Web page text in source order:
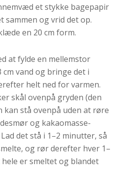
et stykke bagepapir
sammen og vrid det op.
en 20 cm form.
at fylde en mellemstor
cm vand og bringe det i
helt ned for varmen.
skål ovenpå gryden (den
kan stå ovenpå uden at røre
og kakaomasse-
det stå i 1–2 minutter, så
og rør derefter hver 1–
er smeltet og blandet